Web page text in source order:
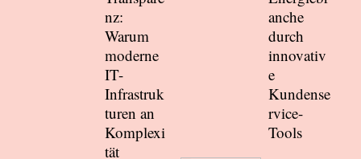
nz:
Warum
moderne
IT-
Infrastruk
turen an
Komplexi
tät
anche
durch
innovativ
e
Kundense
rvice-
Tools